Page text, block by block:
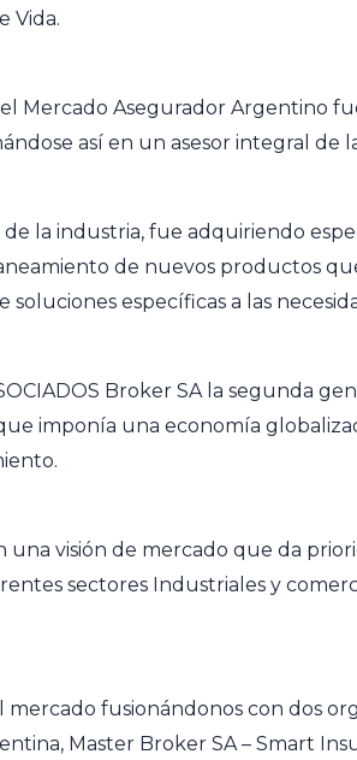
Vida.
Mercado Asegurador Argentino
así en un asesor integral de
la industria, fue adquiriendo
de nuevos productos
específicas a las
Broker SA la segunda
imponía una economía
visión de mercado que da
sectores Industriales y
fusionándonos con dos
Master Broker SA – Smart